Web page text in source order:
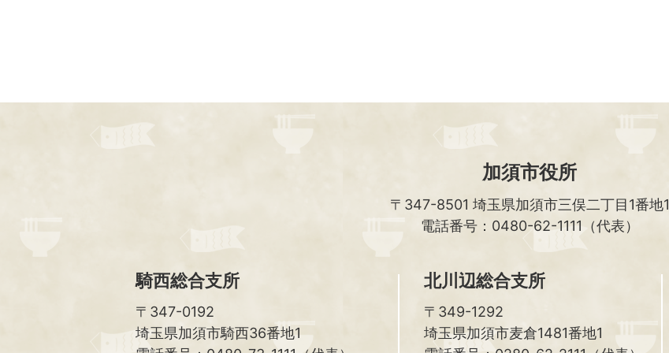
加須市役所
〒347-8501 埼玉県加須市三俣二丁目1番地1
電話番号：0480-62-1111（代表）
騎西総合支所
〒347-0192
埼玉県加須市騎西36番地1
北川辺総合支所
〒349-1292
埼玉県加須市麦倉1481番地1